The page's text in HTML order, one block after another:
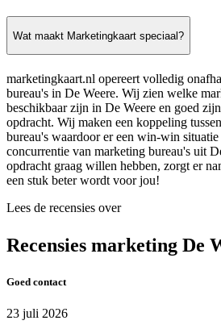
Wat maakt Marketingkaart speciaal?
marketingkaart.nl opereert volledig
bureau's in De Weere. Wij zien welke
beschikbaar zijn in De Weere en goed
opdracht. Wij maken een koppeling
bureau's waardoor er een win-win
concurrentie van marketing bureau's uit
opdracht graag willen hebben, zorgt er
een stuk beter wordt voor jou!
Lees de recensies over
Recensies marketing De
Goed contact
23 juli 2026